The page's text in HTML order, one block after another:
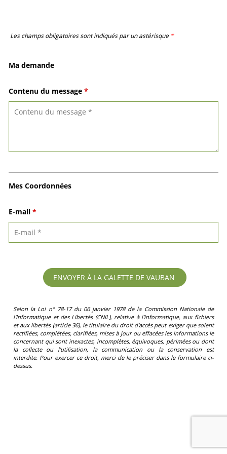
Les champs obligatoires sont indiqués par un astérisque *
Ma demande
Contenu du message *
Mes Coordonnées
E-mail *
Selon la Loi n° 78-17 du 06 janvier 1978 de la Commission Nationale de
l'Informatique et des Libertés (CNIL), relative à l'informatique, aux fichiers
et aux libertés (article 36), le titulaire du droit d'accès peut exiger que soient
rectifiées, complétées, clarifiées, mises à jour ou effacées les informations le
concernant qui sont inexactes, incomplètes, équivoques, périmées ou dont
la collecte ou l'utilisation, la communication ou la conservation est
interdite. Pour exercer ce droit, merci de le préciser dans le formulaire ci-
dessus.